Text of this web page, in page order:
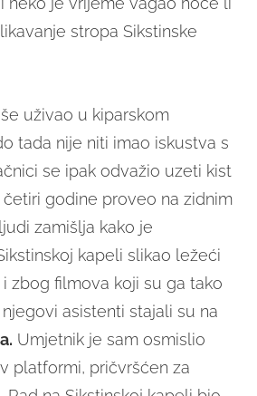
stropa Sikstinske
uživao u kiparskom
tada nije niti imao iskustva s
se ipak odvažio uzeti kist
godine proveo na zidnim
zamišlja kako je
kapeli slikao ležeći
zbog filmova koji su ga tako
asistenti stajali su na
Umjetnik je sam osmislio
platformi, pričvršćen za